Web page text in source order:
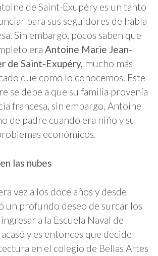
de Saint-Exupéry es un tanto
para sus seguidores de habla
Sin embargo, pocos saben que
era Antoine Marie Jean-
de Saint-Exupéry, mucho más
que como lo conocemos. Este
se debe a que su familia provenía
francesa, sin embargo, Antoine
de padre cuando era niño y su
económicos.
las nubes
vez a los doce años y desde
un profundo deseo de surcar los
a la Escuela Naval de
y es entonces que decide
en el colegio de Bellas Artes